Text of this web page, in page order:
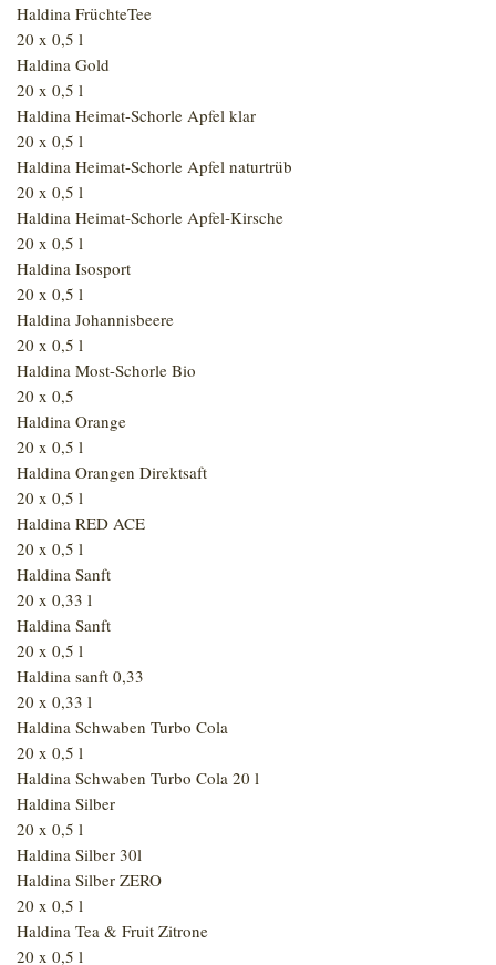
Haldina FrüchteTee
20 x 0,5 l
Haldina Gold
20 x 0,5 l
Haldina Heimat-Schorle Apfel klar
20 x 0,5 l
Haldina Heimat-Schorle Apfel naturtrüb
20 x 0,5 l
Haldina Heimat-Schorle Apfel-Kirsche
20 x 0,5 l
Haldina Isosport
20 x 0,5 l
Haldina Johannisbeere
20 x 0,5 l
Haldina Most-Schorle Bio
20 x 0,5
Haldina Orange
20 x 0,5 l
Haldina Orangen Direktsaft
20 x 0,5 l
Haldina RED ACE
20 x 0,5 l
Haldina Sanft
20 x 0,33 l
Haldina Sanft
20 x 0,5 l
Haldina sanft 0,33
20 x 0,33 l
Haldina Schwaben Turbo Cola
20 x 0,5 l
Haldina Schwaben Turbo Cola 20 l
Haldina Silber
20 x 0,5 l
Haldina Silber 30l
Haldina Silber ZERO
20 x 0,5 l
Haldina Tea & Fruit Zitrone
20 x 0,5 l